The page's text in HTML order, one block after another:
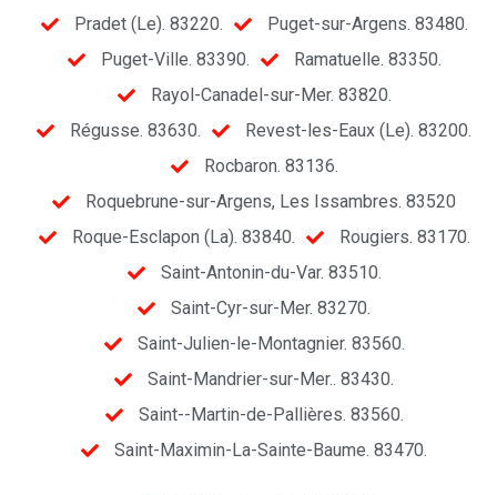
Pradet (Le). 83220.
Puget-sur-Argens. 83480.
Puget-Ville. 83390.
Ramatuelle. 83350.
Rayol-Canadel-sur-Mer. 83820.
Régusse. 83630.
Revest-les-Eaux (Le). 83200.
Rocbaron. 83136.
Roquebrune-sur-Argens, Les Issambres. 83520
Roque-Esclapon (La). 83840.
Rougiers. 83170.
Saint-Antonin-du-Var. 83510.
Saint-Cyr-sur-Mer. 83270.
Saint-Julien-le-Montagnier. 83560.
Saint-Mandrier-sur-Mer.. 83430.
Saint--Martin-de-Pallières. 83560.
Saint-Maximin-La-Sainte-Baume. 83470.